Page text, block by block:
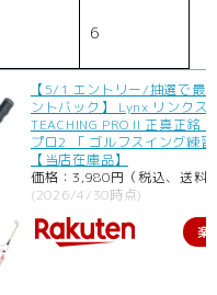
6
【5/1 エントリー/抽選で最
ントバック】 Lynx リンクス
TEACHING PRO II 正真正銘
プロ2 「 ゴルフスイング練
【当店在庫品】
価格：3,980円（税込、送料
(2026/4/30時点)
楽